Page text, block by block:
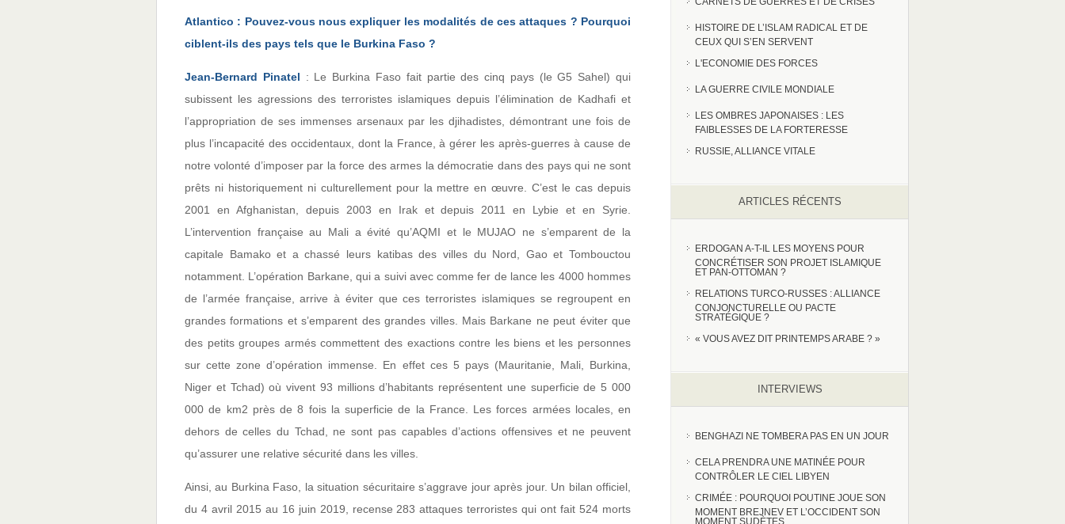
Atlantico : Pouvez-vous nous expliquer les modalités de ces attaques ? Pourquoi
ciblent-ils des pays tels que le Burkina Faso ?
Jean-Bernard Pinatel : Le Burkina Faso fait partie des cinq pays (le G5 Sahel) qui
subissent les agressions des terroristes islamiques depuis l’élimination de Kadhafi et
l’appropriation de ses immenses arsenaux par les djihadistes, démontrant une fois de
plus l’incapacité des occidentaux, dont la France, à gérer les après-guerres à cause de
notre volonté d’imposer par la force des armes la démocratie dans des pays qui ne sont
prêts ni historiquement ni culturellement pour la mettre en œuvre. C’est le cas depuis
2001 en Afghanistan, depuis 2003 en Irak et depuis 2011 en Lybie et en Syrie.
L’intervention française au Mali a évité qu’AQMI et le MUJAO ne s’emparent de la
capitale Bamako et a chassé leurs katibas des villes du Nord, Gao et Tombouctou
notamment. L’opération Barkane, qui a suivi avec comme fer de lance les 4000 hommes
de l’armée française, arrive à éviter que ces terroristes islamiques se regroupent en
grandes formations et s’emparent des grandes villes. Mais Barkane ne peut éviter que
des petits groupes armés commettent des exactions contre les biens et les personnes
sur cette zone d’opération immense. En effet ces 5 pays (Mauritanie, Mali, Burkina,
Niger et Tchad) où vivent 93 millions d’habitants représentent une superficie de 5 000
000 de km2 près de 8 fois la superficie de la France. Les forces armées locales, en
dehors de celles du Tchad, ne sont pas capables d’actions offensives et ne peuvent
qu’assurer une relative sécurité dans les villes.
Ainsi, au Burkina Faso, la situation sécuritaire s’aggrave jour après jour. Un bilan officiel,
du 4 avril 2015 au 16 juin 2019, recense 283 attaques terroristes qui ont fait 524 morts
HISTOIRE DE L’ISLAM RADICAL ET DE
CEUX QUI S’EN SERVENT
L'ECONOMIE DES FORCES
LA GUERRE CIVILE MONDIALE
LES OMBRES JAPONAISES : LES
FAIBLESSES DE LA FORTERESSE
RUSSIE, ALLIANCE VITALE
ARTICLES RÉCENTS
ERDOGAN A-T-IL LES MOYENS POUR
CONCRÉTISER SON PROJET ISLAMIQUE
ET PAN-OTTOMAN ?
RELATIONS TURCO-RUSSES : ALLIANCE
CONJONCTURELLE OU PACTE
STRATÉGIQUE ?
« VOUS AVEZ DIT PRINTEMPS ARABE ? »
INTERVIEWS
BENGHAZI NE TOMBERA PAS EN UN JOUR
CELA PRENDRA UNE MATINÉE POUR
CONTRÔLER LE CIEL LIBYEN
CRIMÉE : POURQUOI POUTINE JOUE SON
MOMENT BREJNEV ET L’OCCIDENT SON
MOMENT SUDÈTES